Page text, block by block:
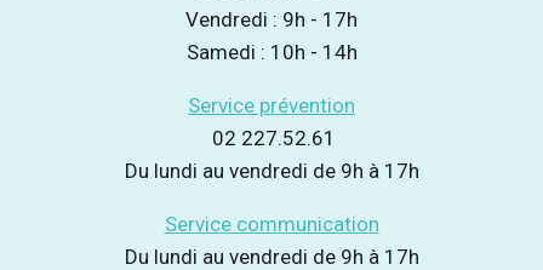
Vendredi : 9h - 17h
Samedi : 10h - 14h
Service prévention
02 227.52.61
Du lundi au vendredi de 9h à 17h
Service communication
Du lundi au vendredi de 9h à 17h